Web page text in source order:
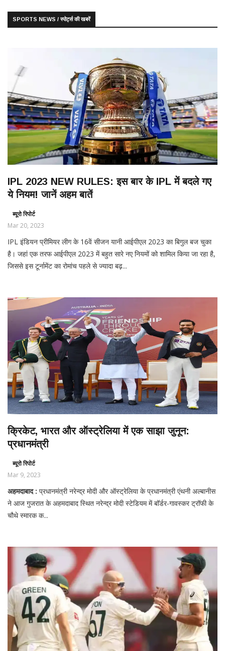
SPORTS NEWS / स्पोर्ट्स की खबरें
IPL 2023 NEW RULES: इस बार के IPL में बदले गए
ये नियम! जानें अहम बातें
ब्यूरो रिपोर्ट
Mar 20, 2023
IPL इंडियन प्रीमियर लीग के 16वें सीजन यानी आईपीएल 2023 का बिगुल बज चुका
है। जहां एक तरफ आईपीएल 2023 में बहुत सारे नए नियमों को शामिल किया जा रहा है,
जिससे इस टूर्नामेंट का रोमांच पहले से ज्यादा बढ़...
क्रिकेट, भारत और ऑस्ट्रेलिया में एक साझा जुनून:
प्रधानमंत्री
ब्यूरो रिपोर्ट
Mar 9, 2023
अहमदाबाद : प्रधानमंत्री नरेन्द्र मोदी और ऑस्ट्रेलिया के प्रधानमंत्री एंथनी अल्बानीस
ने आज गुजरात के अहमदाबाद स्थित नरेन्द्र मोदी स्टेडियम में बॉर्डर-गावस्कर ट्रॉफी के
चौथे स्मारक क...